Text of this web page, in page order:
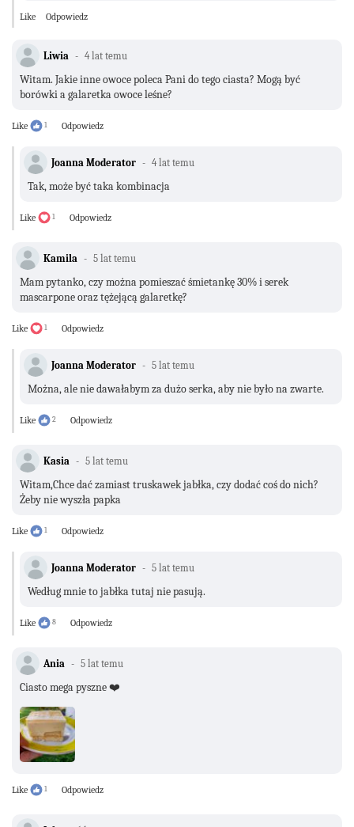
Like Odpowiedz
Liwia 4 lat temu
Witam. Jakie inne owoce poleca Pani do tego ciasta? Mogą być
borówki a galaretka owoce leśne?
Like 1 Odpowiedz
Joanna Moderator 4 lat temu
Tak, może być taka kombinacja
Like 1 Odpowiedz
Kamila 5 lat temu
Mam pytanko, czy można pomieszać śmietankę 30% i serek
mascarpone oraz tężejącą galaretkę?
Like 1 Odpowiedz
Joanna Moderator 5 lat temu
Można, ale nie dawałabym za dużo serka, aby nie było na zwarte.
Like 2 Odpowiedz
Kasia 5 lat temu
Witam,Chce dać zamiast truskawek jabłka, czy dodać coś do nich?
Żeby nie wyszła papka
Like 1 Odpowiedz
Joanna Moderator 5 lat temu
Według mnie to jabłka tutaj nie pasują.
Like 8 Odpowiedz
Ania 5 lat temu
Ciasto mega pyszne ❤️
Like 1 Odpowiedz